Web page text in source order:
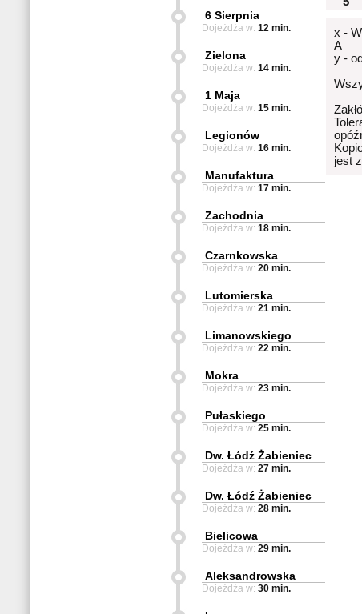
x -
A
y -
jest
6 Sierpnia
Dojeżdża w: 12 min.
Zielona
Dojeżdża w: 14 min.
1 Maja
Dojeżdża w: 15 min.
Legionów
Dojeżdża w: 16 min.
Manufaktura
Dojeżdża w: 17 min.
Zachodnia
Dojeżdża w: 18 min.
Czarnkowska
Dojeżdża w: 20 min.
Lutomierska
Dojeżdża w: 21 min.
Limanowskiego
Dojeżdża w: 22 min.
Mokra
Dojeżdża w: 23 min.
Pułaskiego
Dojeżdża w: 25 min.
Dw. Łódź Żabieniec
Dojeżdża w: 27 min.
Dw. Łódź Żabieniec
Dojeżdża w: 28 min.
Bielicowa
Dojeżdża w: 29 min.
Aleksandrowska
Dojeżdża w: 30 min.